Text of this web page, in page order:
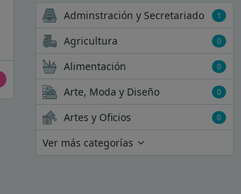
Adminstración y Secretariado 1
Agricultura 0
Alimentación 0
Arte, Moda y Diseño 0
Artes y Oficios 0
Ver más categorías